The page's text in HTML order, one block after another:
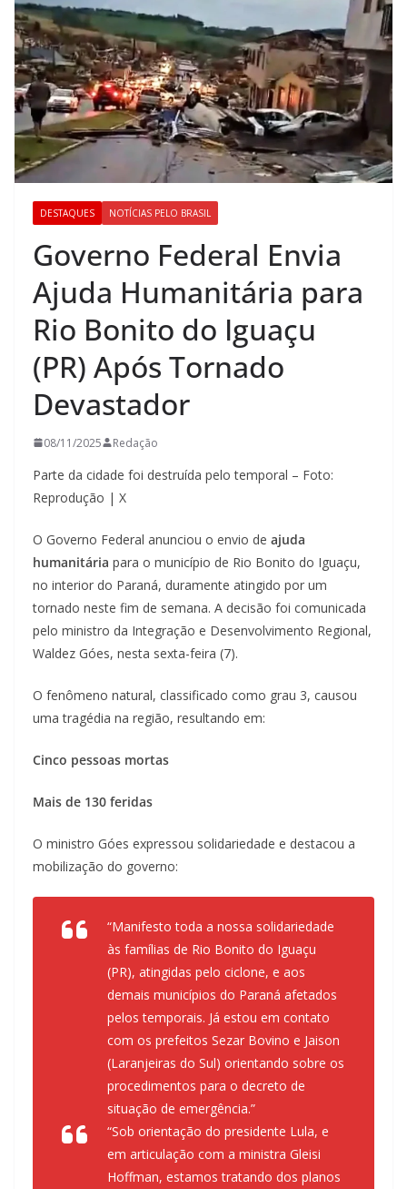
DESTAQUES NOTÍCIAS PELO BRASIL
Governo Federal Envia
Ajuda Humanitária para
Rio Bonito do Iguaçu
(PR) Após Tornado
Devastador
08/11/2025 Redação
Parte da cidade foi destruída pelo temporal – Foto:
Reprodução | X
O Governo Federal anunciou o envio de ajuda
humanitária para o município de Rio Bonito do Iguaçu,
no interior do Paraná, duramente atingido por um
tornado neste fim de semana. A decisão foi comunicada
pelo ministro da Integração e Desenvolvimento Regional,
Waldez Góes, nesta sexta-feira (7).
O fenômeno natural, classificado como grau 3, causou
uma tragédia na região, resultando em:
Cinco pessoas mortas
Mais de 130 feridas
O ministro Góes expressou solidariedade e destacou a
mobilização do governo:
“Manifesto toda a nossa solidariedade
às famílias de Rio Bonito do Iguaçu
(PR), atingidas pelo ciclone, e aos
demais municípios do Paraná afetados
pelos temporais. Já estou em contato
com os prefeitos Sezar Bovino e Jaison
(Laranjeiras do Sul) orientando sobre os
procedimentos para o decreto de
situação de emergência.”
“Sob orientação do presidente Lula, e
em articulação com a ministra Gleisi
Hoffman, estamos tratando dos planos